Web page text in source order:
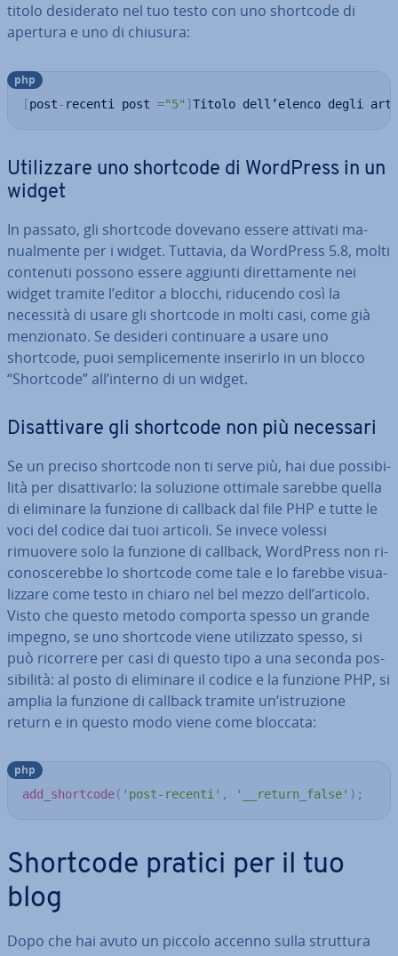
titolo de­si­de­ra­to nel tuo testo con uno shortcode di
apertura e uno di chiusura:
[post- recenti post ="5" ] Titolo dell’elenco degli
php
Uti­liz­za­re uno shortcode di WordPress in un
widget
In passato, gli shortcode dovevano essere attivati ma­
nual­men­te per i widget. Tuttavia, da WordPress 5.8, molti
contenuti possono essere aggiunti di­ret­ta­men­te nei
widget tramite l’editor a blocchi, riducendo così la
necessità di usare gli shortcode in molti casi, come già
men­zio­na­to. Se desideri con­ti­nua­re a usare uno
shortcode, puoi sem­pli­ce­men­te inserirlo in un blocco
“Shortcode” all’interno di un widget.
Di­sat­ti­va­re gli shortcode non più necessari
Se un preciso shortcode non ti serve più, hai due pos­si­bi­
li­tà per di­sat­ti­var­lo: la soluzione ottimale sarebbe quella
di eliminare la funzione di callback dal file PHP e tutte le
voci del codice dai tuoi articoli. Se invece volessi
rimuovere solo la funzione di callback, WordPress non ri­
co­no­sce­reb­be lo shortcode come tale e lo farebbe vi­sua­
liz­za­re come testo in chiaro nel bel mezzo dell’articolo.
Visto che questo metodo comporta spesso un grande
impegno, se uno shortcode viene uti­liz­za­to spesso, si
può ricorrere per casi di questo tipo a una seconda pos­
si­bi­li­tà: al posto di eliminare il codice e la funzione PHP, si
amplia la funzione di callback tramite un’istru­zio­ne
return e in questo modo viene come bloccata:
add_shortcode( 'post-recenti' , '__return_false' ) ;
php
Shortcode pratici per il tuo
blog
Dopo che hai avuto un piccolo accenno sulla struttura